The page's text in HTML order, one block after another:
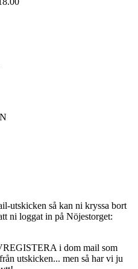
utskicken så kan ni kryssa bort
ni loggat in på Nöjestorget:
i dom mail som
utskicken... men så har vi ju